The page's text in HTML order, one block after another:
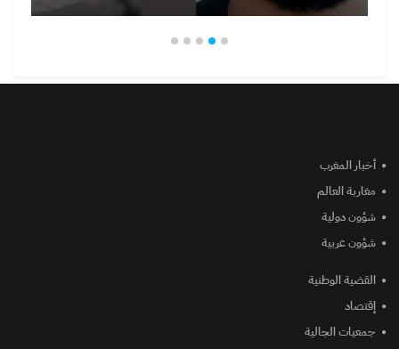
أخبار المغرب
مغاربة العالم
شؤون دولية
شؤون عربية
القضية الوطنية
إقتصاد
جمعيات الجالية